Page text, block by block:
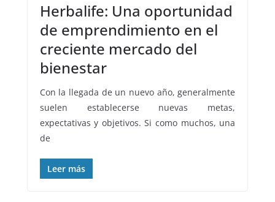
Herbalife: Una oportunidad
de emprendimiento en el
creciente mercado del
bienestar
Con la llegada de un nuevo año, generalmente
suelen establecerse nuevas metas,
expectativas y objetivos. Si como muchos, una
de
Leer más